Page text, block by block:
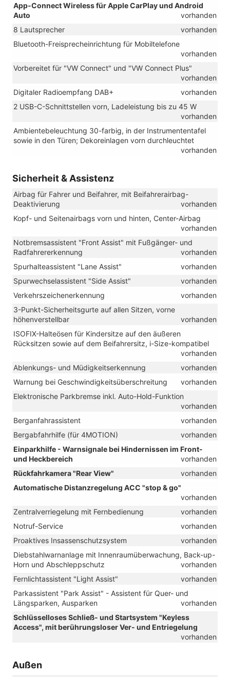
App-Connect Wireless für Apple CarPlay und Android
Auto
vorhanden
8 Lautsprecher
vorhanden
Bluetooth-Freisprecheinrichtung für Mobiltelefone
vorhanden
Vorbereitet für "VW Connect" und "VW Connect Plus"
vorhanden
Digitaler Radioempfang DAB+
vorhanden
2 USB-C-Schnittstellen vorn, Ladeleistung bis zu 45 W
vorhanden
Ambientebeleuchtung 30-farbig, in der Instrumententafel
sowie in den Türen; Dekoreinlagen vorn durchleuchtet
vorhanden
Sicherheit & Assistenz
Airbag für Fahrer und Beifahrer, mit Beifahrerairbag-
Deaktivierung
vorhanden
Kopf- und Seitenairbags vorn und hinten, Center-Airbag
vorhanden
Notbremsassistent "Front Assist" mit Fußgänger- und
Radfahrererkennung
vorhanden
Spurhalteassistent "Lane Assist"
vorhanden
Spurwechselassistent "Side Assist"
vorhanden
Verkehrszeichenerkennung
vorhanden
3-Punkt-Sicherheitsgurte auf allen Sitzen, vorne
höhenverstellbar
vorhanden
ISOFIX-Halteösen für Kindersitze auf den äußeren
Rücksitzen sowie auf dem Beifahrersitz, i-Size-kompatibel
vorhanden
Ablenkungs- und Müdigkeitserkennung
vorhanden
Warnung bei Geschwindigkeitsüberschreitung
vorhanden
Elektronische Parkbremse inkl. Auto-Hold-Funktion
vorhanden
Berganfahrassistent
vorhanden
Bergabfahrhilfe (für 4MOTION)
vorhanden
Einparkhilfe - Warnsignale bei Hindernissen im Front-
und Heckbereich
vorhanden
Rückfahrkamera "Rear View"
vorhanden
Automatische Distanzregelung ACC "stop & go"
vorhanden
Zentralverriegelung mit Fernbedienung
vorhanden
Notruf-Service
vorhanden
Proaktives Insassenschutzsystem
vorhanden
Diebstahlwarnanlage mit Innenraumüberwachung, Back-up-
Horn und Abschleppschutz
vorhanden
Fernlichtassistent "Light Assist"
vorhanden
Parkassistent "Park Assist" - Assistent für Quer- und
Längsparken, Ausparken
vorhanden
Schlüsselloses Schließ- und Startsystem "Keyless
Access", mit berührungsloser Ver- und Entriegelung
vorhanden
Außen